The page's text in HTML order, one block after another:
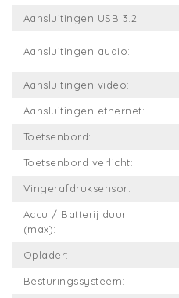
Aansluitingen USB 3.2:
Aansluitingen audio:
Aansluitingen video:
Aansluitingen ethernet:
Toetsenbord:
Toetsenbord verlicht:
Vingerafdruksensor:
Accu / Batterij duur
(max):
Oplader:
Besturingssysteem: